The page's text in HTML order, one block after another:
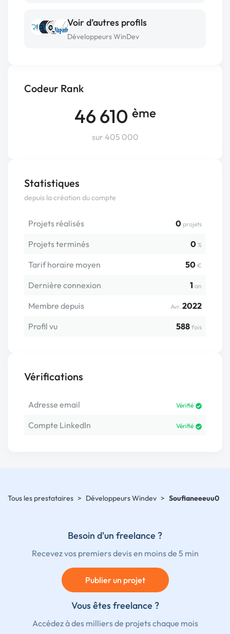
Codeur Rank
46 610 ème
sur 405 000
Statistiques
depuis la création du compte
Projets réalisés 0 projets
Projets terminés 0 %
Tarif horaire moyen 50 €
Dernière connexion 1 an
Membre depuis Avr. 2022
Profil vu
588 fois
Vérifications
Adresse email Vérifié
Compte LinkedIn Vérifié
Voir d’autres profils
Développeurs WinDev
Tous les prestataires > Développeurs Windev > Soufianeeeuu0
Besoin d'un freelance ?
Recevez vos premiers devis en moins de 5 min
Publier un projet
Vous êtes freelance ?
Accédez à des milliers de projets chaque mois